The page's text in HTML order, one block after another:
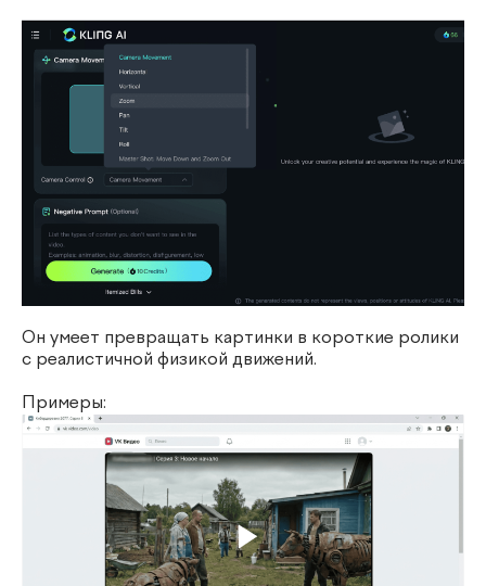
Он умеет превращать картинки в короткие ролики
с реалистичной физикой движений.
Примеры: